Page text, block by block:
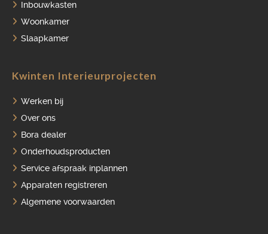
Inbouwkasten
Woonkamer
Slaapkamer
Kwinten Interieurprojecten
Werken bij
Over ons
Bora dealer
Onderhoudsproducten
Service afspraak inplannen
Apparaten registreren
Algemene voorwaarden
ONDERHOUDSPRODUCTEN